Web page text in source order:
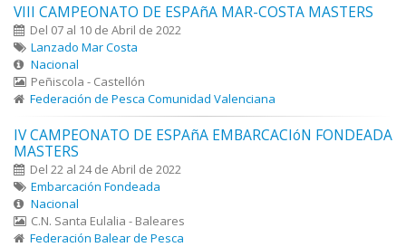
VIII CAMPEONATO DE ESPAñA MAR-COSTA MASTERS
Del 07 al 10 de Abril de 2022
Lanzado Mar Costa
Nacional
Peñiscola - Castellón
Federación de Pesca Comunidad Valenciana
IV CAMPEONATO DE ESPAñA EMBARCACIóN FONDEADA
MASTERS
Del 22 al 24 de Abril de 2022
Embarcación Fondeada
Nacional
C.N. Santa Eulalia - Baleares
Federación Balear de Pesca